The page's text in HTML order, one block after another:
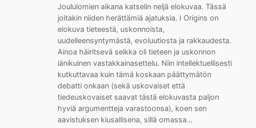
Joululomien aikana katselin neljä elokuvaa. Tässä
joitakin niiden herättämiä ajatuksia. I Origins on
elokuva tieteestä, uskonnoista,
uudelleensyntymästä, evoluutiosta ja rakkaudesta.
Ainoa häiritsevä seikka oli tieteen ja uskonnon
iänikuinen vastakkainasettelu. Niin intellektuellisesti
kutkuttavaa kuin tämä koskaan päättymätön
debatti onkaan (sekä uskovaiset että
tiedeuskovaiset saavat tästä elokuvasta paljon
hyviä argumentteja varastoonsa), koen sen
aavistuksen kiusallisena, sillä omassa…